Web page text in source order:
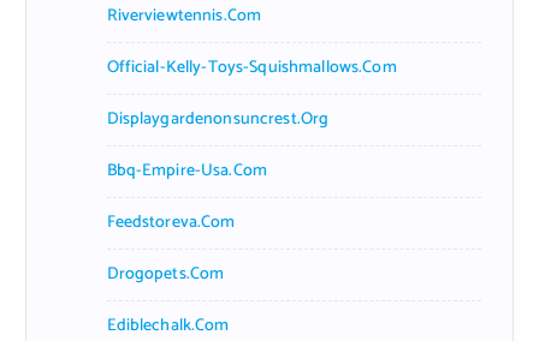
Riverviewtennis.com
Official-Kelly-Toys-Squishmallows.com
Displaygardenonsuncrest.org
Bbq-Empire-Usa.com
Feedstoreva.com
Drogopets.com
Ediblechalk.com